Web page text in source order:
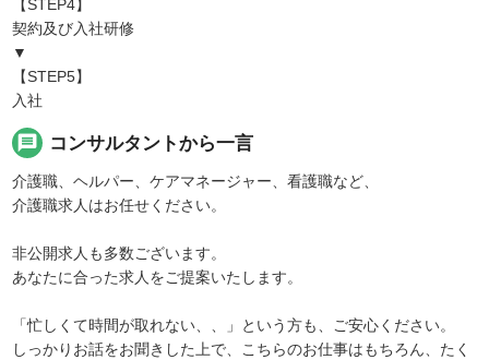
【STEP4】
契約及び入社研修
▼
【STEP5】
入社
message コンサルタントから一言
介護職、ヘルパー、ケアマネージャー、看護職など、
介護職求人はお任せください。
非公開求人も多数ございます。
あなたに合った求人をご提案いたします。
「忙しくて時間が取れない、、」という方も、ご安心ください。
しっかりお話をお聞きした上で、こちらのお仕事はもちろん、たく